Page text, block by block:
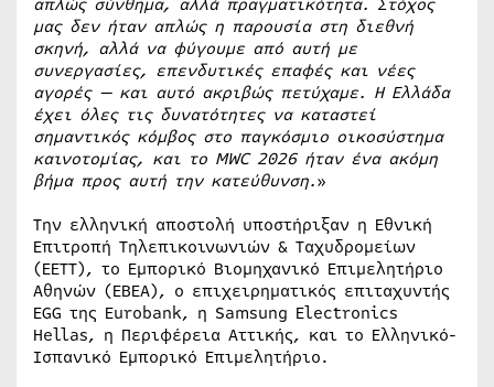
μας δεν ήταν απλώς η παρουσία στη διεθνή
σκηνή, αλλά να φύγουμε από αυτή με
συνεργασίες, επενδυτικές επαφές και νέες
αγορές — και αυτό ακριβώς πετύχαμε. Η Ελλάδα
έχει όλες τις δυνατότητες να καταστεί
σημαντικός κόμβος στο παγκόσμιο οικοσύστημα
καινοτομίας, και το MWC 2026 ήταν ένα ακόμη
βήμα προς αυτή την κατεύθυνση.»
Την ελληνική αποστολή υποστήριξαν η Εθνική
Επιτροπή Τηλεπικοινωνιών & Ταχυδρομείων
(ΕΕΤΤ), το Εμπορικό Βιομηχανικό Επιμελητήριο
Αθηνών (ΕΒΕΑ), ο επιχειρηματικός επιταχυντής
EGG της Eurobank, η Samsung Electronics
Hellas, η Περιφέρεια Αττικής, και το Ελληνικό-
Ισπανικό Εμπορικό Επιμελητήριο.